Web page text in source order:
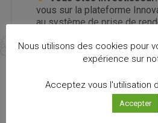
vous sur la plateforme
au système de prise de
journée en sélectionnant
vous intéressent et vous
Investisseurs, vous êtes
au cocktail dînatoire de la
12 novembre à 19h30, qui
Nous utilisons des cookies pour
expérience sur
Acceptez vous l'utilisation
Accepter